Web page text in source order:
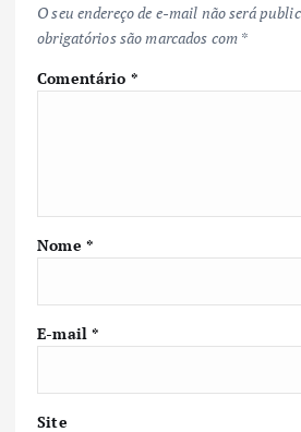
O seu endereço de e-mail não será
obrigatórios são marcados com *
Comentário *
Nome *
E-mail*
Site